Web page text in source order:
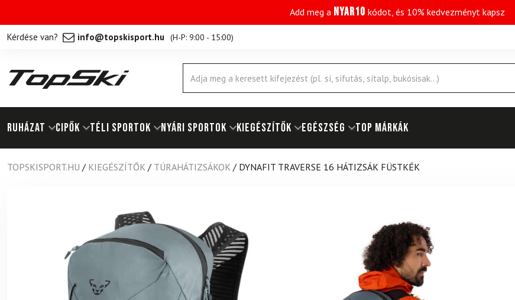
Add meg a NYAR10 kódot, és 10% kedvezményt kapsz
Kérdése van? info@topskisport.hu (H-P: 9:00 - 15:00)
Products
search
RUHÁZAT Cipők TÉLI SPORTOK NYÁRI SPORTOK KIEGÉSZÍTŐK EGÉSZSÉG Top márkák
TOPSKISPORT.HU / KIEGÉSZÍTŐK / TÚRAHÁTIZSÁKOK / DYNAFIT TRAVERSE 16 HÁTIZSÁK FÜSTKÉK